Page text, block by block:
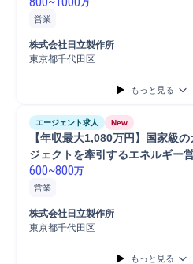
営業
株式会社日立製作所
東京都千代田区
もっと見る
エージェント求人 New
【年収最大1,080万円】国家級
ジェクトを牽引するエネルギー
600~800万
営業
株式会社日立製作所
東京都千代田区
もっと見る